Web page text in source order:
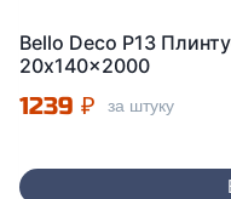
Bello Deco P13
20x140x2000
1239 ₽ за штуку